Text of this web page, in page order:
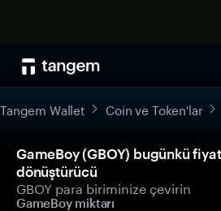
Tangem Wallet Coin ve Token'lar
GameBoy (GBOY) bugünkü
dönüştürücü
GBOY para biriminize çevirin
GameBoy miktarı